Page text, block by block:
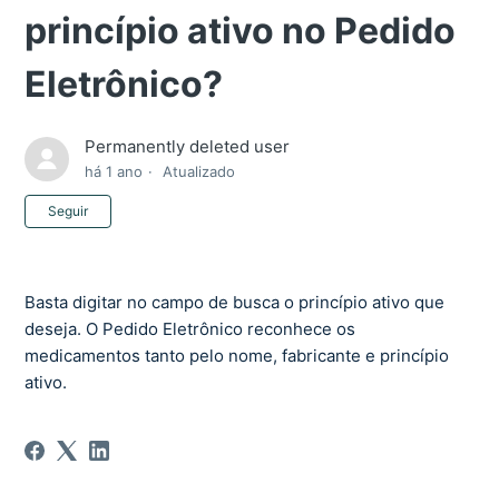
princípio ativo no Pedido
Eletrônico?
Permanently deleted user
há 1 ano Atualizado
Seguir
Basta digitar no campo de busca o princípio ativo que
deseja. O Pedido Eletrônico reconhece os
medicamentos tanto pelo nome, fabricante e princípio
ativo.